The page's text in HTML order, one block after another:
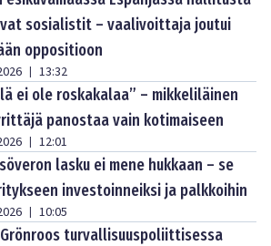
sosialistit – vaalivoittaja joutui
oppositioon
| 13:32
ei ole roskakalaa” – mikkeliläinen
panostaa vain kotimaiseen
| 12:01
lasku ei mene hukkaan – se
investoinneiksi ja palkkoihin
| 10:05
turvallisuuspoliittisessa